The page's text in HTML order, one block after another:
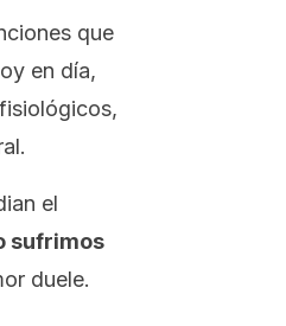
que
en día,
el
sufrimos
duele.